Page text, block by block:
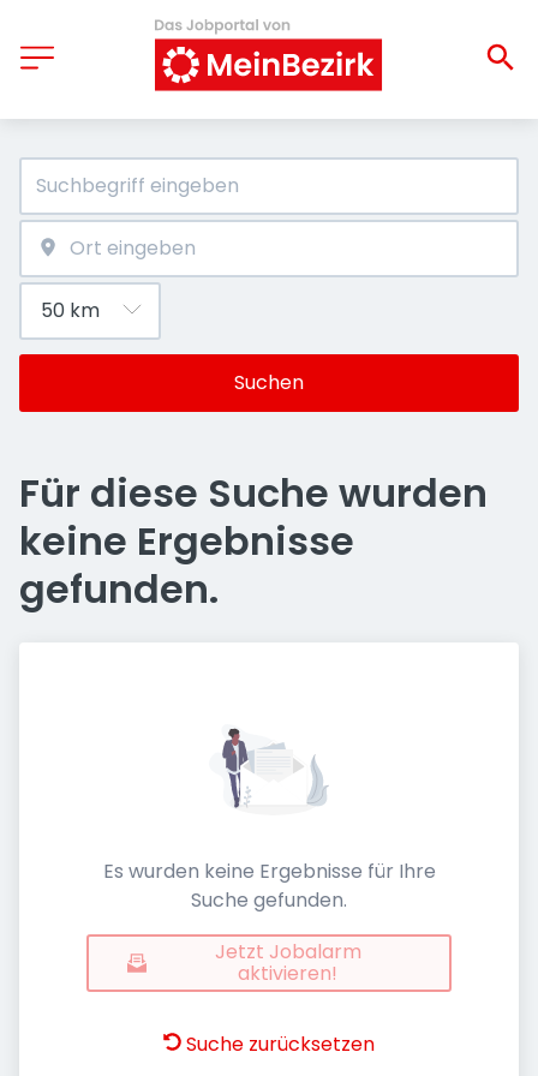
Suchen
Für diese Suche wurden
keine Ergebnisse
gefunden.
Es wurden keine Ergebnisse für Ihre
Suche gefunden.
Jetzt Jobalarm
aktivieren!
Suche zurücksetzen